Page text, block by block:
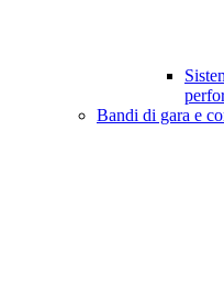
Bandi di gara e